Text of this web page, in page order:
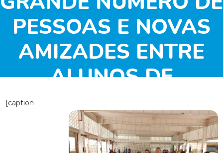
PESSOAS E NOVAS
AMIZADES ENTRE
ALUNOS DE
INSTITUIÇÕES
[caption